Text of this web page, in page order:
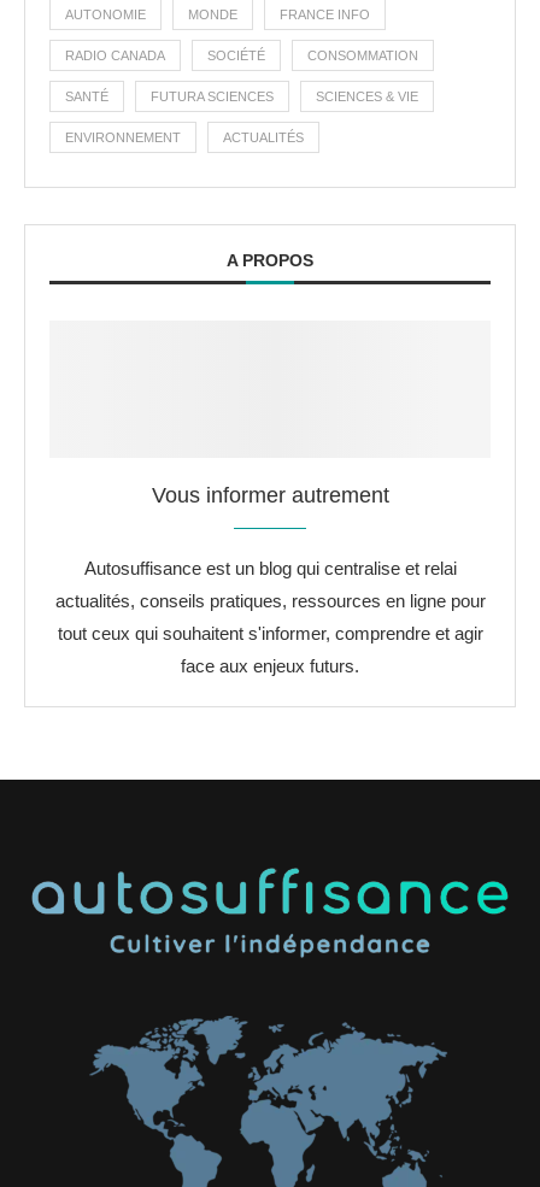
AUTONOMIE MONDE FRANCE INFO
RADIO CANADA SOCIÉTÉ CONSOMMATION
SANTÉ FUTURA SCIENCES SCIENCES & VIE
ENVIRONNEMENT ACTUALITÉS
A PROPOS
Vous informer autrement
Autosuffisance est un blog qui centralise et relai
actualités, conseils pratiques, ressources en ligne pour
tout ceux qui souhaitent s'informer, comprendre et agir
face aux enjeux futurs.